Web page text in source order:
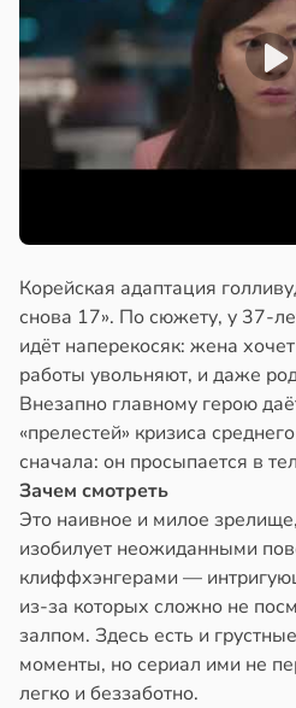
Корейская адаптация
снова 17». По сюжету, у 37-
идёт наперекосяк: жена
работы увольняют, и даже
Внезапно главному герою
«прелестей» кризиса
сначала: он просыпается в
Зачем смотреть
Это наивное и милое
изобилует неожиданными
клиффхэнгерами —
из-за которых сложно не
залпом. Здесь есть и
моменты, но сериал ими не
легко и беззаботно.